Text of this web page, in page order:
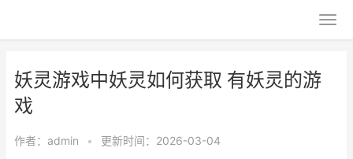
妖灵游戏中妖灵如何获取 有妖灵的游
戏
作者： admin • 更新时间：2026-03-04